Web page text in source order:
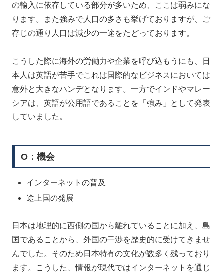
の輸入に依存している部分が多いため、ここは弱みにな
ります。また強みで人口の多さも挙げておりますが、ご
存じの通り人口は減少の一途をたどっております。
こうした際に海外の労働力や企業を呼び込もうにも、日
本人は英語が苦手でこれは国際的なビジネスにおいては
意外と大きなハンデとなります。一方でインドやマレー
シアは、英語が公用語であることを「強み」として発表
していました。
O：機会
インターネットの普及
途上国の発展
日本は地理的に西側の国から離れていることに加え、島
国であることから、外国の干渉を歴史的に受けてきませ
んでした。そのため日本特有の文化が数多く残っており
ます。こうした、情報が現代ではインターネットを通じ